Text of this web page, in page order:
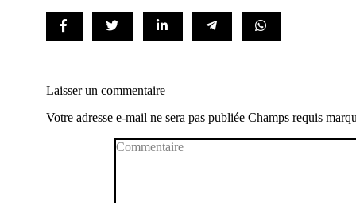
Laisser un commentaire
Votre adresse e-mail ne sera pas publiée Champs requis